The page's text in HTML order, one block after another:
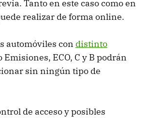
Tanto en este caso como en
realizar de forma online.
automóviles con distinto
Emisiones, ECO, C y B podrán
sin ningún tipo de
de acceso y posibles